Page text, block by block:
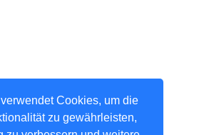
Cookies, um die
zu gewährleisten,